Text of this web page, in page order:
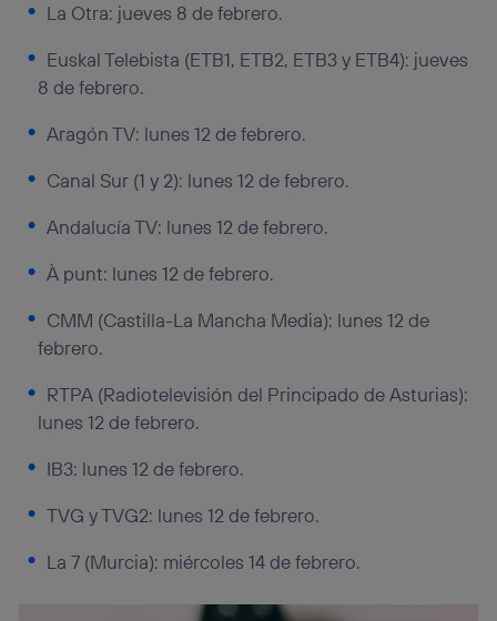
La Otra: jueves 8 de febrero.
Euskal Telebista (ETB1, ETB2, ETB3 y ETB4): jueves
8 de febrero.
Aragón TV: lunes 12 de febrero.
Canal Sur (1 y 2): lunes 12 de febrero.
Andalucía TV: lunes 12 de febrero.
À punt: lunes 12 de febrero.
CMM (Castilla-La Mancha Media): lunes 12 de
febrero.
RTPA (Radiotelevisión del Principado de Asturias):
lunes 12 de febrero.
IB3: lunes 12 de febrero.
TVG y TVG2: lunes 12 de febrero.
La 7 (Murcia): miércoles 14 de febrero.